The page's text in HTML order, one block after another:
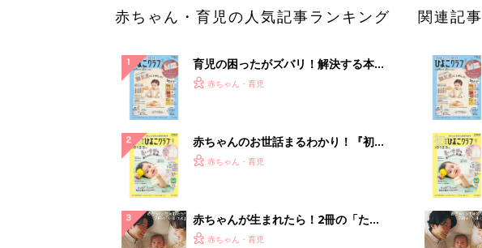
mazonタイムセールが見逃せない
PR（Amazon）
ランキングをもっと見る